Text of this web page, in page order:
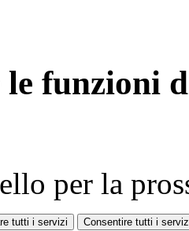
le funzioni
per la
tutti i servizi Consentire tutti i